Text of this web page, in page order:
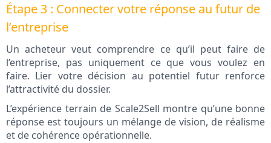
Étape 3 : Connecter votre réponse au futur de
l’entreprise
Un acheteur veut comprendre ce qu’il peut faire de
l’entreprise, pas uniquement ce que vous voulez en
faire. Lier votre décision au potentiel futur renforce
l’attractivité du dossier.
L’expérience terrain de Scale2Sell montre qu’une bonne
réponse est toujours un mélange de vision, de réalisme
et de cohérence opérationnelle.